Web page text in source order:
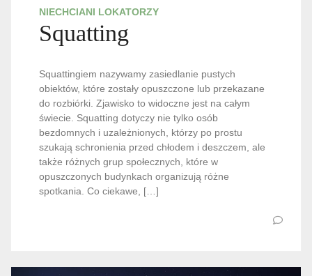
NIECHCIANI LOKATORZY
Squatting
Squattingiem nazywamy zasiedlanie pustych
obiektów, które zostały opuszczone lub przekazane
do rozbiórki. Zjawisko to widoczne jest na całym
świecie. Squatting dotyczy nie tylko osób
bezdomnych i uzależnionych, którzy po prostu
szukają schronienia przed chłodem i deszczem, ale
także różnych grup społecznych, które w
opuszczonych budynkach organizują różne
spotkania. Co ciekawe, […]